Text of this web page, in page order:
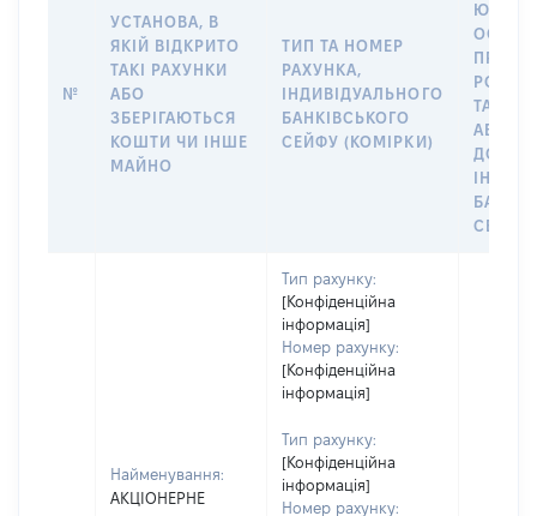
№
УСТАНОВА, В
ЯКІЙ ВІДКРИТО
ТАКІ РАХУНКИ
АБО
ЗБЕРІГАЮТЬСЯ
КОШТИ ЧИ ІНШЕ
МАЙНО
ТИП ТА НОМЕР
РАХУНКА,
ІНДИВІДУАЛЬНОГО
БАНКІВСЬКОГО
СЕЙФУ (КОМІРКИ)
ПРАВО
ТАКИМ
АБО
ДО
СЕЙФУ
Найменування:
АКЦІОНЕРНЕ
Тип рахунку:
[Конфіденційна
інформація]
Номер рахунку:
[Конфіденційна
інформація]
Тип рахунку:
[Конфіденційна
інформація]
Номер рахунку: